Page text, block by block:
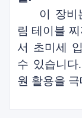
이 장비
림 테이블
서 초미세
수 있습니다.
원 활용을